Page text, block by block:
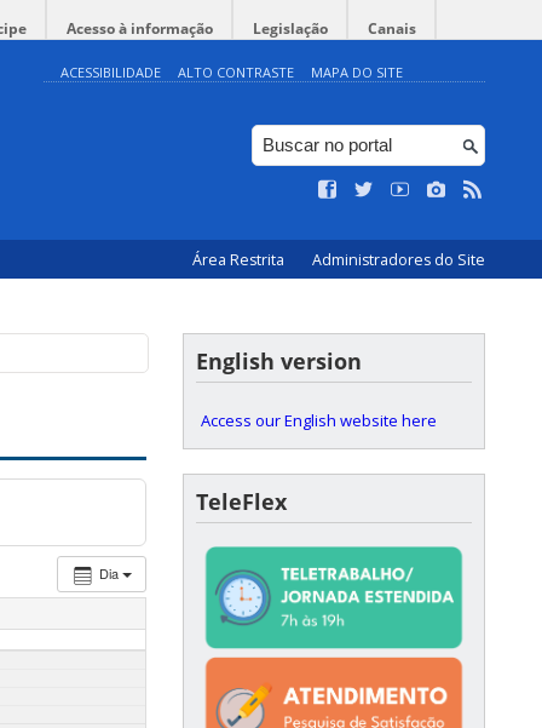
Acesso à informação Legislação Canais
ACESSIBILIDADE ALTO CONTRASTE MAPA DO SITE
Área Restrita Administradores do Site
Dia
English version
Access our English website here
TeleFlex